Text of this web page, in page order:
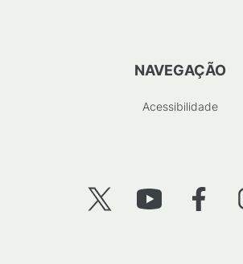
NAVEGAÇÃO
Acessibilidade